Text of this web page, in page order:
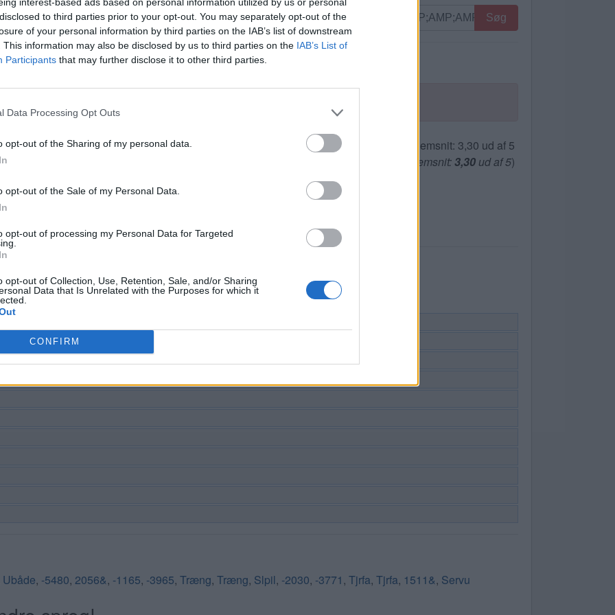
to third parties prior to your opt-out. You may separately opt-out of the
of your personal information by third parties on the IAB’s list of downstream
This information may also be disclosed by us to third parties on the IAB’s List of
Participants that may further disclose it to other third parties.
Data Processing Opt Outs
opt-out of the Sharing of my personal data.
opt-out of the Sale of my Personal Data.
opt-out of processing my Personal Data for Targeted
opt-out of Collection, Use, Retention, Sale, and/or Sharing
Data that Is Unrelated with the Purposes for which it
CONFIRM
Søg
Vælg dit puslespil:
stemmer, gennemsnit:3,30 ud af 5)
men vi anbefaler at bruge søgningen med bogstaver.
Ubåde, -5480, 2056&, -1165, -3965, Træng, Træng, Slpil, -2030, -3771, Tjrfa, Tjrfa, 1511&, Servu